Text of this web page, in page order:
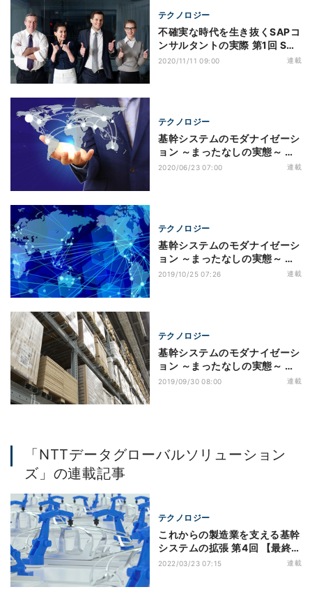
テクノロジー
不確実な時代を生き抜くSAPコ
ンサルタントの実際 第1回 SAP
コンサルタントとは？
2020/11/11 09:00 連載
テクノロジー
基幹システムのモダナイゼーシ
ョン ～まったなしの実態～ 第3
回 ビジネスのグローバル展開
2020/06/23 07:00 連載
テクノロジー
基幹システムのモダナイゼーシ
ョン ～まったなしの実態～ 第2
回 ビジネスのグローバル展開
2019/10/25 07:26 連載
テクノロジー
基幹システムのモダナイゼーシ
ョン ～まったなしの実態～ 第1
回 グローバル化した企業にと
2019/09/30 08:00 連載
「NTTデータグローバルソリューション
ズ」の連載記事
テクノロジー
これからの製造業を支える基幹
システムの拡張 第4回 【最終
回】プロジェクト管理と収支管
2022/03/23 07:15 連載